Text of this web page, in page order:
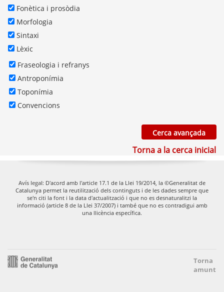
Fonètica i prosòdia
Morfologia
Sintaxi
Lèxic
Fraseologia i refranys
Antroponímia
Toponímia
Convencions
Torna a la cerca inicial
Avís legal: D'acord amb l'article 17.1 de la Llei 19/2014, la ©Generalitat de
Catalunya permet la reutilització dels continguts i de les dades sempre que
se'n citi la font i la data d'actualització i que no es desnaturalitzi la
informació (article 8 de la Llei 37/2007) i també que no es contradigui amb
una llicència específica.
Torna
amunt